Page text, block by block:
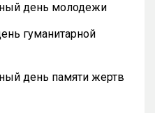
день молодежи
гуманитарной
день памяти жертв